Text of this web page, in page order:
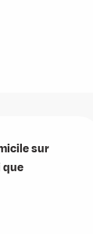
sur
que